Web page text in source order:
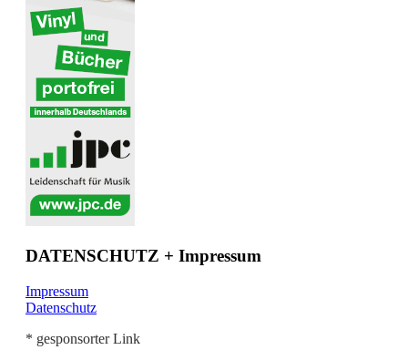
DATENSCHUTZ + Impressum
Impressum
Datenschutz
* gesponsorter Link